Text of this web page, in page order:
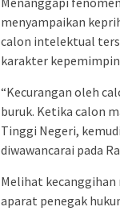
menyampaikan
calon intelektual
karakter
“Kecurangan oleh
buruk. Ketika calon
Tinggi Negeri,
diwawancarai pada
Melihat kecanggihan
aparat penegak